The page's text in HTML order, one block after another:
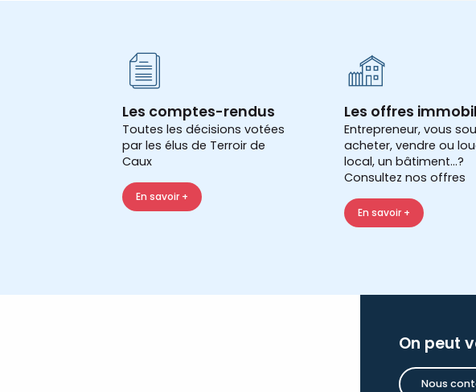
Les comptes-rendus
Toutes les décisions votées
par les élus de Terroir de
Caux
En savoir +
Les offres
Entrepreneur, vous
acheter, vendre ou
local, un bâtiment...?
Consultez nos offres
En savoir +
On peut
Nous